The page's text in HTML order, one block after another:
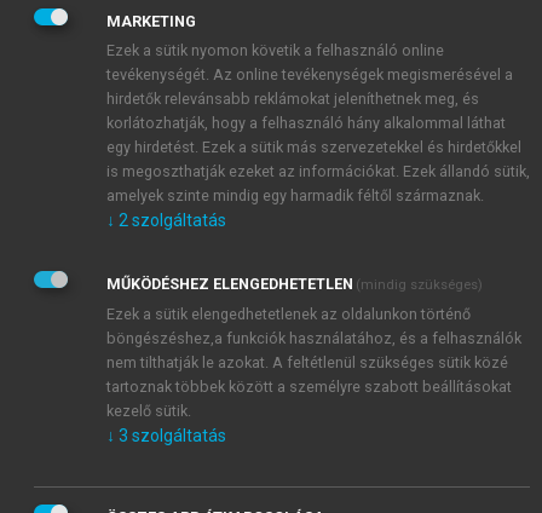
Pénzügyi szaktanácsadója.
Somkuti 1993-ban, az ÁVÜ-ben kezdte a
privatizációs menedzseri pályát. Két éven át az Ipari
Igazgatóságán először tanácsos, majd tranzakciós
ügyintéző. 1995-97 között az ÁPV Rt. Gép- és
Feldolgozóipari Ügyvezető Igazgatóságán portfolió
menedzser. 1997-98 között aVáltó-3 Szivárvány
Vagyonkezelési Kft.-t irányítja. 1998-2001 között az
ügyvezető igazgatója, majd rövid kihagyás után
(akkor a Save Befektető és Pénzügyi Tanácsadó Kft-
nél ügyvezető igazgató) visszatér az ÁPV Rt-hez,
ahol a Privatizációs, majd Tranzakciós Igazgatóság
ügyvezető igazgatója. Egyebek között ő felelt a
DUNAFERR, aMalév,aMAHART
kinevezték tranzakciós vezérigazgató-helyettesnek.
MARKETING
Ezek a sütik nyomon követik a felhasználó online
tevékenységét. Az online tevékenységek megismerésével a
hirdetők relevánsabb reklámokat jeleníthetnek meg, és
korlátozhatják, hogy a felhasználó hány alkalommal láthat
egy hirdetést. Ezek a sütik más szervezetekkel és hirdetőkkel
is megoszthatják ezeket az információkat. Ezek állandó sütik,
amelyek szinte mindig egy harmadik féltől származnak.
↓ 2 szolgáltatás
MŰKÖDÉSHEZ ELENGEDHETETLEN (mindig szükséges)
Ezek a sütik elengedhetetlenek az oldalunkon történő
böngészéshez,a funkciók használatához, és a felhasználók
nem tilthatják le azokat. A feltétlenül szükséges sütik közé
tartoznak többek között a személyre szabott beállításokat
kezelő sütik.
↓ 3 szolgáltatás